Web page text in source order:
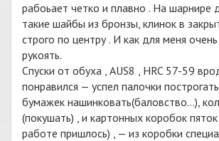
рабоьает четко и плавно . На шарнире
такие шайбы из бронзы, клинок в
строго по центру . И как для меня
рукоять.
Спуски от обуха , AUS8 , HRC 57-59
понравился — успел палочки
бумажек нашинковать(баловство…),
(покушать) , и картонных коробок
работе пришлось) , — из коробки